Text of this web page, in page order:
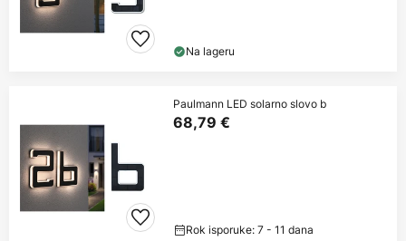
Na lageru
Paulmann LED solarno slovo b
68,79 €
Rok isporuke: 7 - 11 dana